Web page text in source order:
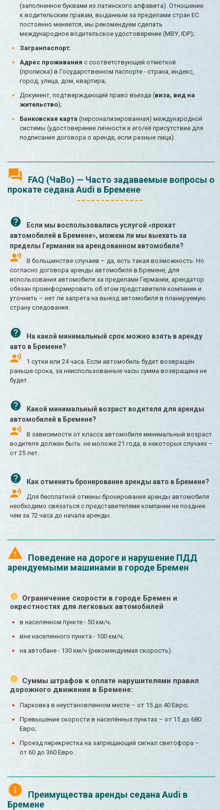
(заполненное буквами из латинского алфавита). Отношение
к водительским правам, выданным за пределами стран ЕС
постоянно меняется, мы рекомендуем сделать
международное водительское удостоверение (МВУ, IDP);
Загранпаспорт;
Адрес проживания с соответствующей отметкой
(прописка) в Государственном паспорте - страна, индекс,
город, улица, дом, квартира;
Документ, подтверждающий право въезда (виза, вид на
жительство);
Банковская карта (персонализированная) международной
системы (удостоверение личности и его/её присутствие для
подписания договора о аренде, если разные лица).
FAQ (ЧаВо) — Часто задаваемые вопросы о
прокате седана Audi в Бремене
Если мы воспользовались услугой «прокат
автомобилей в Бремене», можем ли мы выехать за
пределы Германии на арендованном автомобиле?
В большинстве случаев – да, есть такая возможность. Но
согласно договора аренды автомобиля в Бремене, для
использования автомобиля за пределами Германии, арендатор
обязан проинформировать об этом представителя компании и
уточнить – нет ли запрета на выезд автомобиля в планируемую
страну следования.
На какой минимальный срок можно взять в аренду
авто в Бремене?
1 сутки или 24 часа. Если автомобиль будет возвращён
раньше срока, за неиспользованные часы сумма возвращена не
будет.
Какой минимальный возраст водителя для аренды
автомобилей в Бремене?
В зависимости от класса автомобиля минимальный возраст
водителя должен быть: не моложе 21 года, в некоторых случаях –
от 25 лет.
Как отменить бронирование аренды авто в Бремене?
Для бесплатной отмены бронирования аренды автомобиля
необходимо связаться с представителями компании не позднее
чем за 72 часа до начала аренды.
Поведение на дороге и нарушение ПДД
арендуемыми машинами в городе Бремен
Ограничение скорости в городе Бремен и
окрестностях для легковых автомобилей
в населенном пункте - 50 км/ч;
вне населенного пункта - 100 км/ч;
на автобане - 130 км/ч (рекомендуемая скорость).
Суммы штрафов к оплате нарушителями правил
дорожного движения в Бремене:
Парковка в неустановленном месте – от 15 до 40 Евро;
Превышение скорости в населённых пунктах – от 15 до 680
Евро;
Проезд перекрестка на запрещающий сигнал светофора –
от 60 до 360 Евро.
Преимущества аренды седана Audi в
Бремене